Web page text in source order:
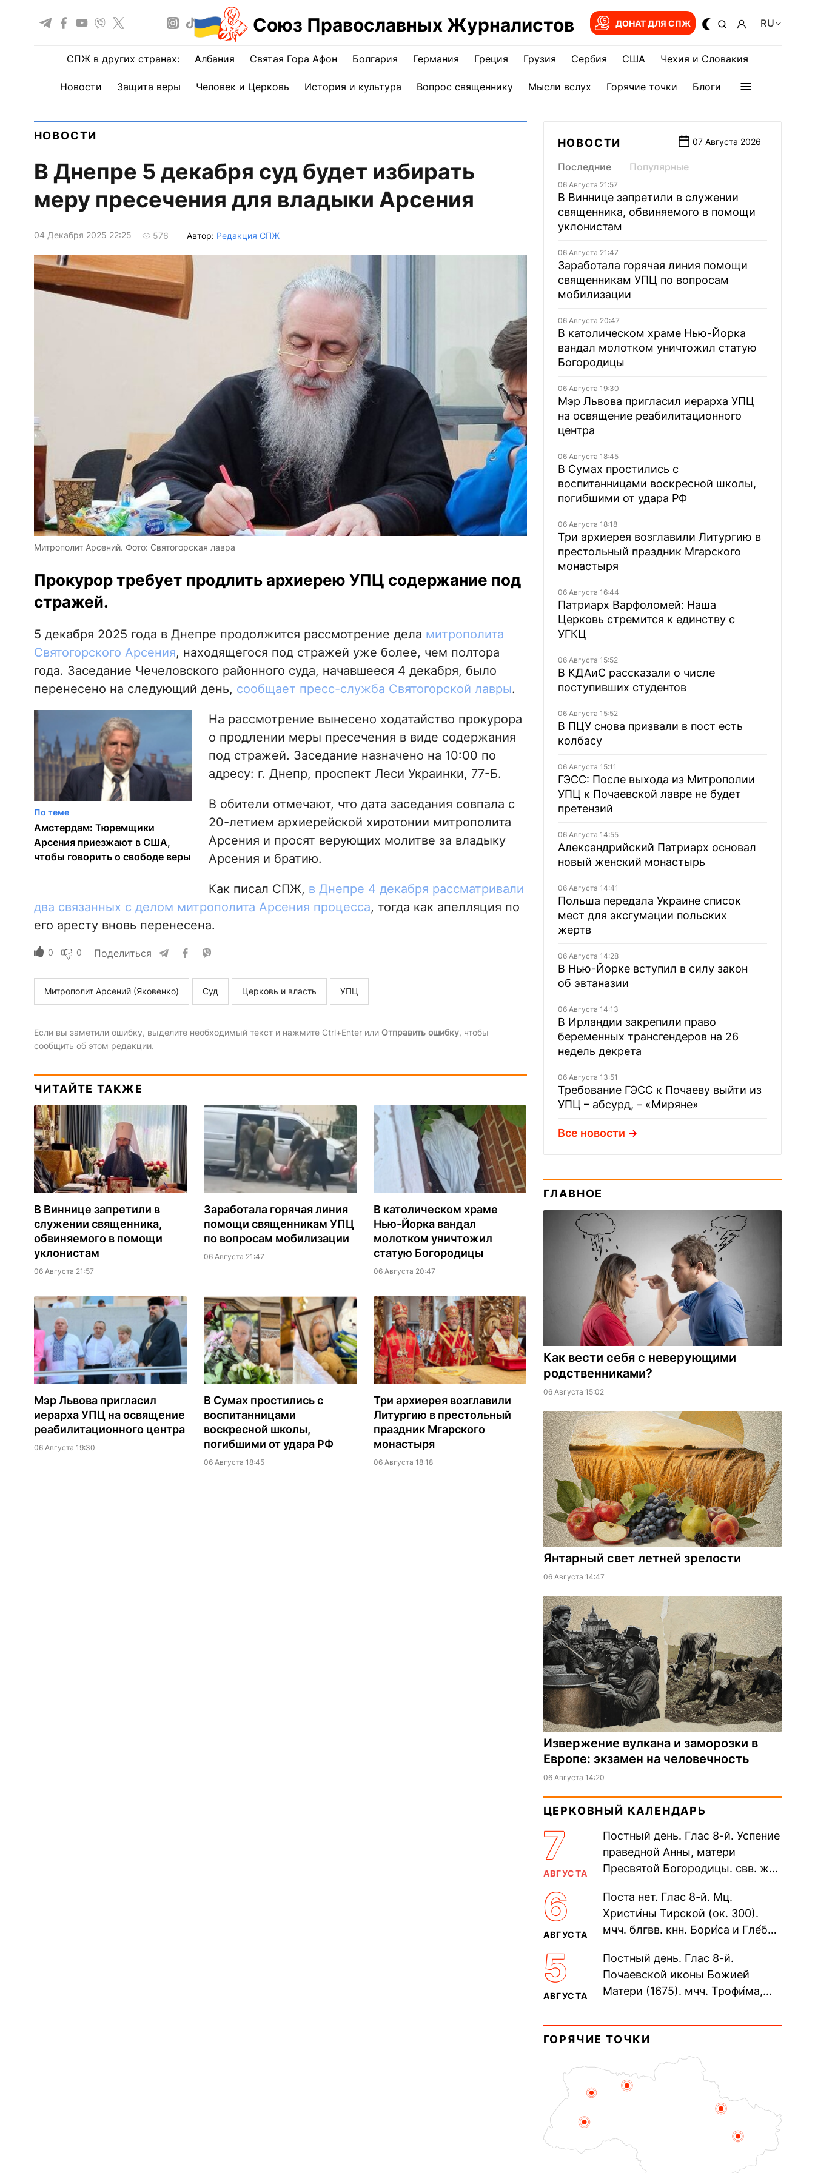
Союз Православных Журналистов ДОНАТ ДЛЯ СПЖ RU
СПЖ в других странах: Албания Святая Гора Афон Болгария Германия Греция Грузия Сербия США Чехия и Словакия
Новости Защита веры Человек и Церковь История и культура Вопрос священнику Мысли вслух Горячие точки Блоги
НОВОСТИ
В Днепре 5 декабря суд будет избирать
меру пресечения для владыки Арсения
04 Декабря 2025 22:25 576 Автор: Редакция СПЖ
Митрополит Арсений. Фото: Святогорская лавра
Прокурор требует продлить архиерею УПЦ содержание под
стражей.
5 декабря 2025 года в Днепре продолжится рассмотрение дела митрополита
Святогорского Арсения, находящегося под стражей уже более, чем полтора
года. Заседание Чечеловского районного суда, начавшееся 4 декабря, было
перенесено на следующий день, сообщает пресс-служба Святогорской лавры.
По теме
Амстердам: Тюремщики
Арсения приезжают в США,
чтобы говорить о свободе веры
На рассмотрение вынесено ходатайство прокурора
о продлении меры пресечения в виде содержания
под стражей. Заседание назначено на 10:00 по
адресу: г. Днепр, проспект Леси Украинки, 77-Б.
В обители отмечают, что дата заседания совпала с
20-летием архиерейской хиротонии митрополита
Арсения и просят верующих молитве за владыку
Арсения и братию.
Как писал СПЖ, в Днепре 4 декабря рассматривали
два связанных с делом митрополита Арсения процесса, тогда как апелляция по
его аресту вновь перенесена.
0 0 Поделиться
Митрополит Арсений (Яковенко) Суд Церковь и власть УПЦ
Если вы заметили ошибку, выделите необходимый текст и нажмите Ctrl+Enter или Отправить ошибку, чтобы
сообщить об этом редакции.
ЧИТАЙТЕ ТАКЖЕ
В Виннице запретили в
служении священника,
обвиняемого в помощи
уклонистам
06 Августа 21:57
Заработала горячая линия
помощи священникам УПЦ
по вопросам мобилизации
06 Августа 21:47
В католическом храме
Нью-Йорка вандал
молотком уничтожил
статую Богородицы
06 Августа 20:47
Мэр Львова пригласил
иерарха УПЦ на освящение
реабилитационного центра
06 Августа 19:30
В Сумах простились с
воспитанницами
воскресной школы,
погибшими от удара РФ
06 Августа 18:45
Три архиерея возглавили
Литургию в престольный
праздник Мгарского
монастыря
06 Августа 18:18
НОВОСТИ 07 Августа 2026
Последние Популярные
06 Августа 21:57
В Виннице запретили в служении
священника, обвиняемого в помощи
уклонистам
06 Августа 21:47
Заработала горячая линия помощи
священникам УПЦ по вопросам
мобилизации
06 Августа 20:47
В католическом храме Нью-Йорка
вандал молотком уничтожил статую
Богородицы
06 Августа 19:30
Мэр Львова пригласил иерарха УПЦ
на освящение реабилитационного
центра
06 Августа 18:45
В Сумах простились с
воспитанницами воскресной школы,
погибшими от удара РФ
06 Августа 18:18
Три архиерея возглавили Литургию в
престольный праздник Мгарского
монастыря
06 Августа 16:44
Патриарх Варфоломей: Наша
Церковь стремится к единству с
УГКЦ
06 Августа 15:52
В КДАиС рассказали о числе
поступивших студентов
06 Августа 15:52
В ПЦУ снова призвали в пост есть
колбасу
06 Августа 15:11
ГЭСС: После выхода из Митрополии
УПЦ к Почаевской лавре не будет
претензий
06 Августа 14:55
Александрийский Патриарх основал
новый женский монастырь
06 Августа 14:41
Польша передала Украине список
мест для эксгумации польских
жертв
06 Августа 14:28
В Нью-Йорке вступил в силу закон
об эвтаназии
06 Августа 14:13
В Ирландии закрепили право
беременных трансгендеров на 26
недель декрета
06 Августа 13:51
Требование ГЭСС к Почаеву выйти из
УПЦ – абсурд, – «Миряне»
Все новости
ГЛАВНОЕ
Как вести себя с неверующими
родственниками?
06 Августа 15:02
Янтарный свет летней зрелости
06 Августа 14:47
Извержение вулкана и заморозки в
Европе: экзамен на человечность
06 Августа 14:20
ЦЕРКОВНЫЙ КАЛЕНДАРЬ
7
АВГУСТА
Постный день. Глас 8-й. Успение
праведной Анны, матери
Пресвятой Богородицы. свв. жен
прп. Евпракси́и девы,...
6
АВГУСТА
Поста нет. Глас 8-й. Мц.
Христи́ны Тирской (ок. 300).
мчч. блгвв. кнн. Бори́са и Гле́ба,
Дави́да (1015). Прп....
5
АВГУСТА
Постный день. Глас 8-й.
Почаевской иконы Божией
Матери (1675). мчч. Трофи́ма,
мучеников (284–305). прав.
воина Фео́дора...
ГОРЯЧИЕ ТОЧКИ